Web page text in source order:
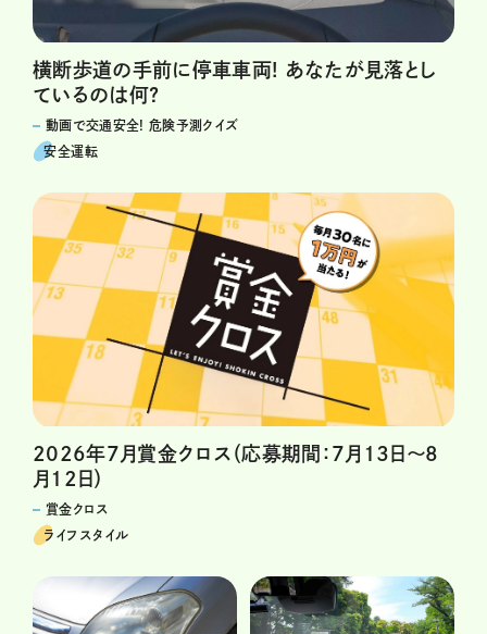
横断歩道の手前に停車車両! あなたが見落とし
ているのは何?
動画で交通安全! 危険予測クイズ
安全運転
2026年7月賞金クロス（応募期間：7月13日～8
月12日）
賞金クロス
ライフスタイル